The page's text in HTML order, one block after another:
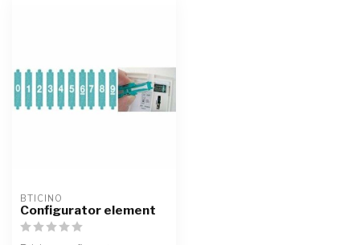
BTICINO
Configurator element